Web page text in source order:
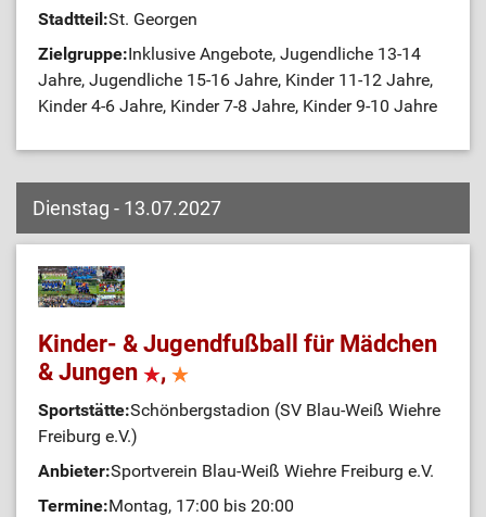
Stadtteil:St. Georgen
Zielgruppe:Inklusive Angebote, Jugendliche 13-14
Jahre, Jugendliche 15-16 Jahre, Kinder 11-12 Jahre,
Kinder 4-6 Jahre, Kinder 7-8 Jahre, Kinder 9-10 Jahre
Dienstag - 13.07.2027
Kinder- & Jugendfußball für Mädchen
& Jungen
,
Sportstätte:Schönbergstadion (SV Blau-Weiß Wiehre
Freiburg e.V.)
Anbieter:Sportverein Blau-Weiß Wiehre Freiburg e.V.
Termine:Montag, 17:00 bis 20:00